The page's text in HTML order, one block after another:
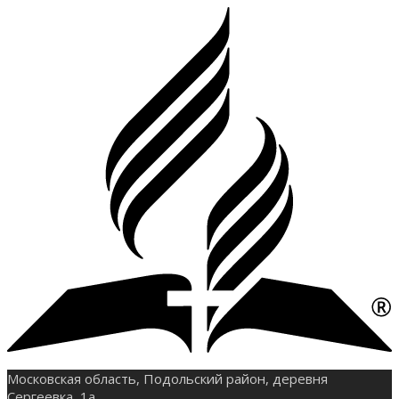
Московская область, Подольский район, деревня